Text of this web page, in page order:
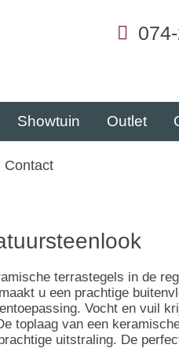
Showtuin Outlet
Contact
terrastegels in de
u een prachtige
Vocht en vuil
toplaag van een
uitstraling. De